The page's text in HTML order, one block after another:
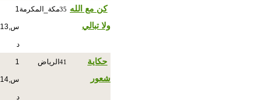
كن مع الله
ولا تبالي
35مكة_المكرمة1
س,13
د
حكاية
شعور
41 الرياض 1
س,14
د